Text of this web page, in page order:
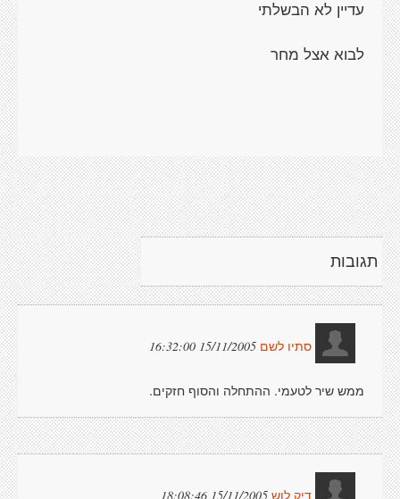
עדיין לא הבשלתי
לבוא אצל מחר
תגובות
סתיו לשם 15/11/2005 16:32:00
ממש שיר לטעמי. ההתחלה והסוף חזקים.
דיק לוש 15/11/2005 18:08:46